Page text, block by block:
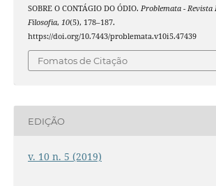
SOBRE O CONTÁGIO DO ÓDIO. Problemata -
Filosofia, 10(5), 178–187.
https://doi.org/10.7443/problemata.v10i5.47439
Fomatos de Citação
EDIÇÃO
v. 10 n. 5 (2019)